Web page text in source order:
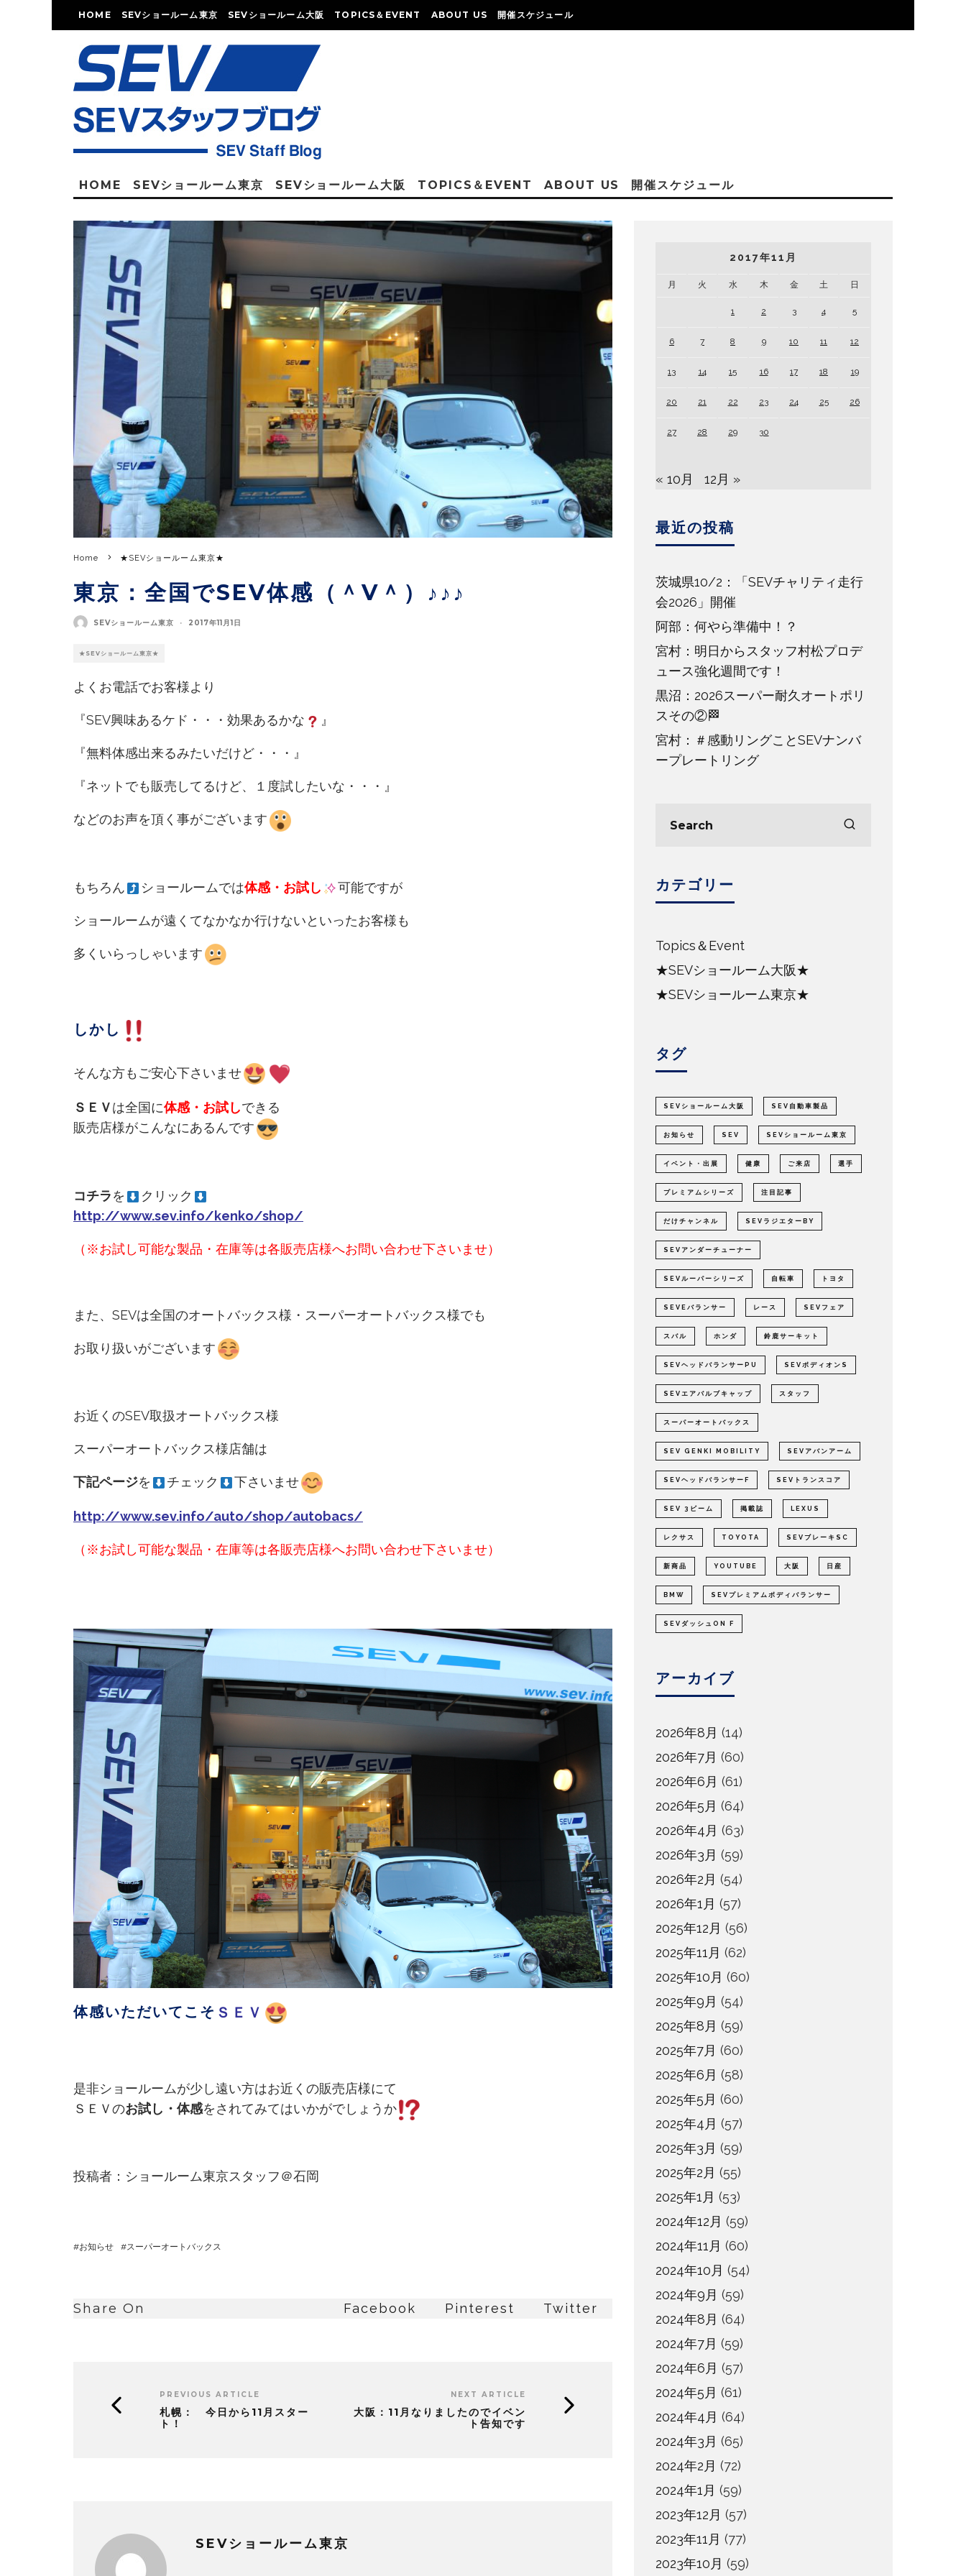
HOME SEVショールーム東京 SEVショールーム大阪 TOPICS＆EVENT ABOUT US 開催スケジュール
HOME SEVショールーム東京 SEVショールーム大阪 TOPICS＆EVENT ABOUT US 開催スケジュール
Home ★SEVショールーム東京★
東京：全国でSEV体感（＾V＾）♪♪♪
SEVショールーム東京 · 2017年11月1日
★SEVショールーム東京★
よくお電話でお客様より
『SEV興味あるケド・・・効果あるかな 』
『無料体感出来るみたいだけど・・・』
『ネットでも販売してるけど、１度試したいな・・・』
などのお声を頂く事がございます
もちろん ショールームでは体感・お試し 可能ですが
ショールームが遠くてなかなか行けないといったお客様も
多くいらっしゃいます
しかし
そんな方もご安心下さいませ
ＳＥＶは全国に体感・お試しできる
販売店様がこんなにあるんです
コチラを
クリック
http://www.sev.info/kenko/shop/
（※お試し可能な製品・在庫等は各販売店様へお問い合わせ下さいませ）
また、SEVは全国のオートバックス様・スーパーオートバックス様でも
お取り扱いがございます
お近くのSEV取扱オートバックス様
スーパーオートバックス様店舗は
下記ページを チェック 下さいませ
http://www.sev.info/auto/shop/autobacs/
（※お試し可能な製品・在庫等は各販売店様へお問い合わせ下さいませ）
体感いただいてこそ ＳＥＶ
是非ショールームが少し遠い方はお近くの販売店様にて
ＳＥＶのお試し・体感をされてみてはいかがでしょうか
投稿者：ショールーム東京スタッフ＠石岡
お知らせ スーパーオートバックス
Share On Facebook Pinterest Twitter
PREVIOUS ARTICLE
札幌： 今日から11月スター
ト！
NEXT ARTICLE
大阪：11月なりましたのでイベン
ト告知です
SEVショールーム東京
2017年11月
月 火 水 木 金 土 日
1 2 3 4 5
6 7 8 9 10 11 12
13 14 15 16 17 18 19
20 21 22 23 24 25 26
27 28 29 30
« 10月 12月 »
最近の投稿
茨城県10/2：「SEVチャリティ走行
会2026」開催
阿部：何やら準備中！？
宮村：明日からスタッフ村松プロデ
ュース強化週間です！
黒沼：2026スーパー耐久オートポリ
スその②🏁
宮村：＃感動リングことSEVナンバ
ープレートリング
カテゴリー
Topics＆Event
★SEVショールーム大阪★
★SEVショールーム東京★
タグ
SEVショールーム大阪 SEV自動車製品
お知らせ SEV SEVショールーム東京
イベント・出展 健康 ご来店 選手
プレミアムシリーズ 注目記事
だけチャンネル SEVラジエターBY
SEVアンダーチューナー
SEVルーパーシリーズ 自転車 トヨタ
SEVEバランサー レース SEVフェア
スバル ホンダ 鈴鹿サーキット
SEVヘッドバランサーPU SEVボディオンS
SEVエアバルブキャップ スタッフ
スーパーオートバックス
SEV GENKI MOBILITY SEVアバンアーム
SEVヘッドバランサーF SEVトランスコア
SEV 3ビーム 掲載誌 LEXUS
レクサス TOYOTA SEVブレーキSC
新商品 YOUTUBE 大阪 日産
BMW SEVプレミアムボディバランサー
SEVダッシュON F
アーカイブ
2026年8月 (14)
2026年7月 (60)
2026年6月 (61)
2026年5月 (64)
2026年4月 (63)
2026年3月 (59)
2026年2月 (54)
2026年1月 (57)
2025年12月 (56)
2025年11月 (62)
2025年10月 (60)
2025年9月 (54)
2025年8月 (59)
2025年7月 (60)
2025年6月 (58)
2025年5月 (60)
2025年4月 (57)
2025年3月 (59)
2025年2月 (55)
2025年1月 (53)
2024年12月 (59)
2024年11月 (60)
2024年10月 (54)
2024年9月 (59)
2024年8月 (64)
2024年7月 (59)
2024年6月 (57)
2024年5月 (61)
2024年4月 (64)
2024年3月 (65)
2024年2月 (72)
2024年1月 (59)
2023年12月 (57)
2023年11月 (77)
2023年10月 (59)